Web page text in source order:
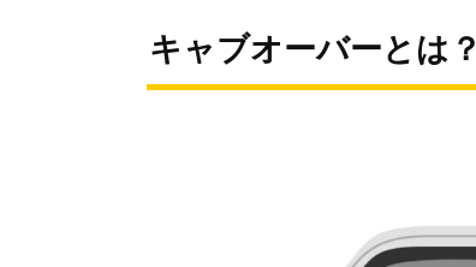
キャブオーバーとは？